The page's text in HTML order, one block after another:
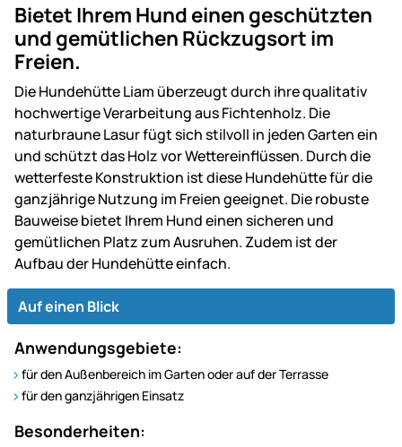
Bietet Ihrem Hund einen geschützten
und gemütlichen Rückzugsort im
Freien.
Die Hundehütte Liam überzeugt durch ihre qualitativ
hochwertige Verarbeitung aus Fichtenholz. Die
naturbraune Lasur fügt sich stilvoll in jeden Garten ein
und schützt das Holz vor Wettereinflüssen. Durch die
wetterfeste Konstruktion ist diese Hundehütte für die
ganzjährige Nutzung im Freien geeignet. Die robuste
Bauweise bietet Ihrem Hund einen sicheren und
gemütlichen Platz zum Ausruhen. Zudem ist der
Aufbau der Hundehütte einfach.
Auf einen Blick
Anwendungsgebiete:
für den Außenbereich im Garten oder auf der Terrasse
für den ganzjährigen Einsatz
Besonderheiten: